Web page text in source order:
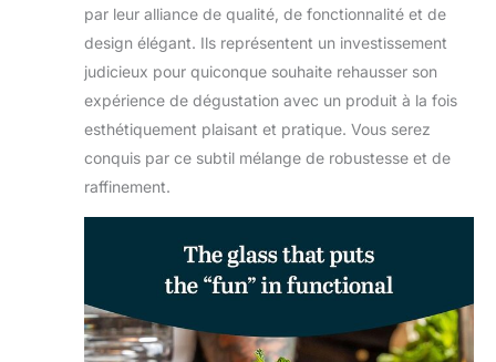
par leur alliance de qualité, de fonctionnalité et de
design élégant. Ils représentent un investissement
judicieux pour quiconque souhaite rehausser son
expérience de dégustation avec un produit à la fois
esthétiquement plaisant et pratique. Vous serez
conquis par ce subtil mélange de robustesse et de
raffinement.